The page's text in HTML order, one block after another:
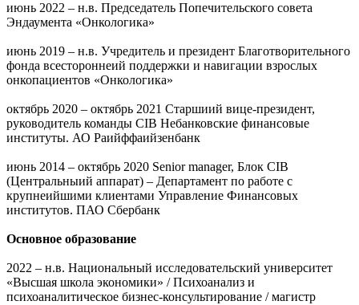
июнь 2022 – н.в. Председатель Попечительского совета
Эндаумента «Онкологика»
июнь 2019 – н.в. Учредитель и президент Благотворительного
фонда всестороннеий поддержки и навигации взрослых
онкопациентов «Онкологика»
октябрь 2020 – октябрь 2021 Старшиий вице-президент,
руководитель команды CIB Небанковские финансовые
институты. АО Раийффаийзенбанк
июнь 2014 – октябрь 2020 Senior manager, Блок CIB
(Центральныий аппарат) – Департамент по работе с
крупнеийшими клиентами Управление Финансовых
институтов. ПАО Сбербанк
Основное образование
2022 – н.в. Национальный исследовательский университет
«Высшая школа экономики» / Психоанализ и
психоаналитическое бизнес-консультирование / магистр